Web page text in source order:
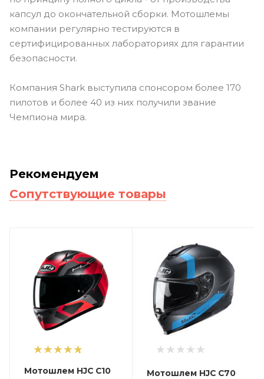
капсул до окончательной сборки. Мотошлемы
компании регулярно тестируются в
сертифицированных лабораториях для гарантии
безопасности.
Компания Shark выступила спонсором более 170
пилотов и более 40 из них получили звание
Чемпиона мира.
Рекомендуем
Сопутствующие товары
1
Мотошлем HJC C10
Мотошлем HJC C70